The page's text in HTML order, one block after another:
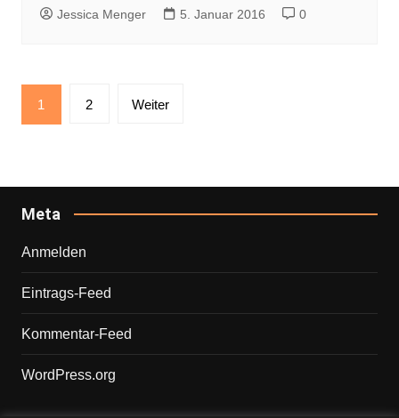
Jessica Menger 5. Januar 2016 0
Seitennummerierung
der
1 2 Weiter
Meta
Anmelden
Eintrags-Feed
Kommentar-Feed
WordPress.org